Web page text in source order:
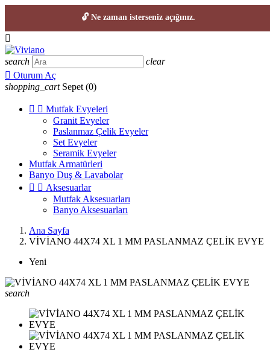
🔓 Ne zaman isterseniz açığınız.

search
clear
 Oturum Aç
shopping_cart Sepet (0)
  Mutfak Evyeleri
Granit Evyeler
Paslanmaz Çelik Evyeler
Set Evyeler
Seramik Evyeler
Mutfak Armatürleri
Banyo Duş & Lavabolar
  Aksesuarlar
Mutfak Aksesuarları
Banyo Aksesuarları
Ana Sayfa
VİVİANO 44X74 XL 1 MM PASLANMAZ ÇELİK EVYE
Yeni
search